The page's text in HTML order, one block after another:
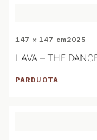
147 × 147 cm2025
LAVA – THE
PARDUOTA